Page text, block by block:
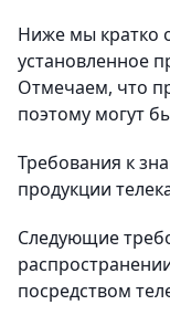
Ниже мы кратко
установленное
Отмечаем, что
поэтому могут
Требования к
продукции
Следующие
посредством